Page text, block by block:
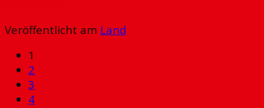
Veröffentlicht am Land
1
2
3
4